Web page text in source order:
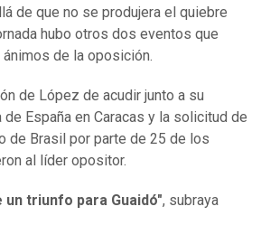
de que no se produjera el quiebre
hubo otros dos eventos que
de la oposición.
de López de acudir junto a su
España en Caracas y la solicitud de
de Brasil por parte de 25 de los
al líder opositor.
un triunfo para Guaidó", subraya